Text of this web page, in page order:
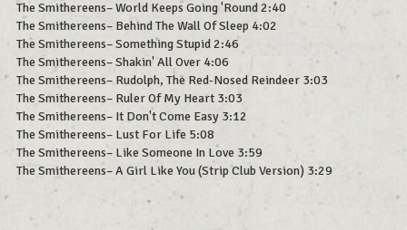
The Smithereens– World Keeps Going 'Round 2:40
The Smithereens– Behind The Wall Of Sleep 4:02
The Smithereens– Something Stupid 2:46
The Smithereens– Shakin' All Over 4:06
The Smithereens– Rudolph, The Red-Nosed Reindeer 3:03
The Smithereens– Ruler Of My Heart 3:03
The Smithereens– It Don't Come Easy 3:12
The Smithereens– Lust For Life 5:08
The Smithereens– Like Someone In Love 3:59
The Smithereens– A Girl Like You (Strip Club Version) 3:29